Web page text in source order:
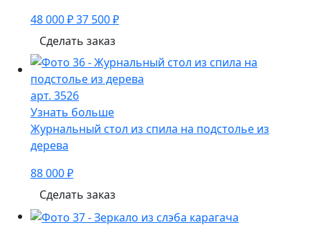
48 000 ₽37 500 ₽
Сделать заказ
арт. 3526
Узнать больше
Журнальный стол из спила на подстолье из
дерева
88 000 ₽
Сделать заказ